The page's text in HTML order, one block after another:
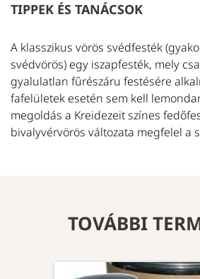
TIPPEK ÉS TANÁCSOK
A klasszikus vörös svédfesték
svédvörös) egy iszapfesték, mely
gyalulatlan fűrészáru festésére
fafelületek esetén sem kell
megoldás a Kreidezeit színes
bivalyvérvörös változata megfelel a
TOVÁBBI